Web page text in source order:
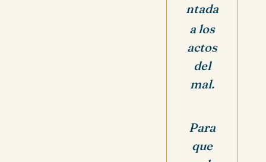
ntada
a los
actos
del
mal.
Para
que